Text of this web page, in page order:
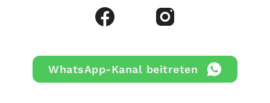
WhatsApp-Kanal beitreten